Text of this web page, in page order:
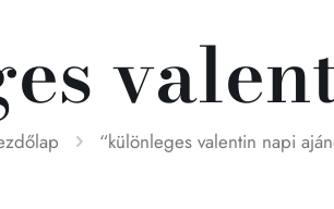
“különleges valentin napi